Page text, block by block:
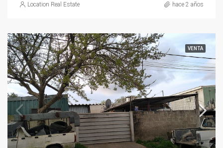
Location Real Estate hace 2 años
VENTA